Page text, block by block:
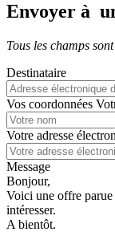
Envoyer à
Tous les champs
Destinataire
Vos coordonnées
Votre adresse
Message
Bonjour,
Voici une offre
intéresser.
A bientôt.